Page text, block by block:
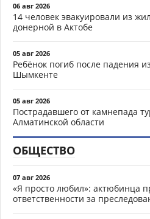
06 авг 2026
14 человек эвакуировали из
донерной в Актобе
05 авг 2026
Ребёнок погиб после падения
Шымкенте
05 авг 2026
Пострадавшего от камнепада
Алматинской области
ОБЩЕСТВО
07 авг 2026
«Я просто любил»: актюбинца
ответственности за